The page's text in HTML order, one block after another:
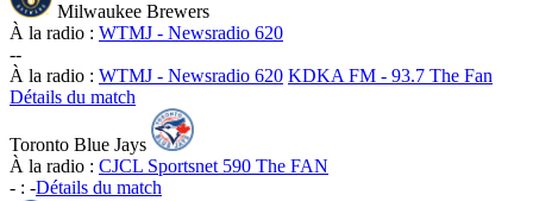
Milwaukee Brewers
À la radio : WTMJ - Newsradio 620
--
À la radio : WTMJ - Newsradio 620 KDKA FM - 93.7 The Fan
Détails du match
Toronto Blue Jays
À la radio : CJCL Sportsnet 590 The FAN
- : -Détails du match